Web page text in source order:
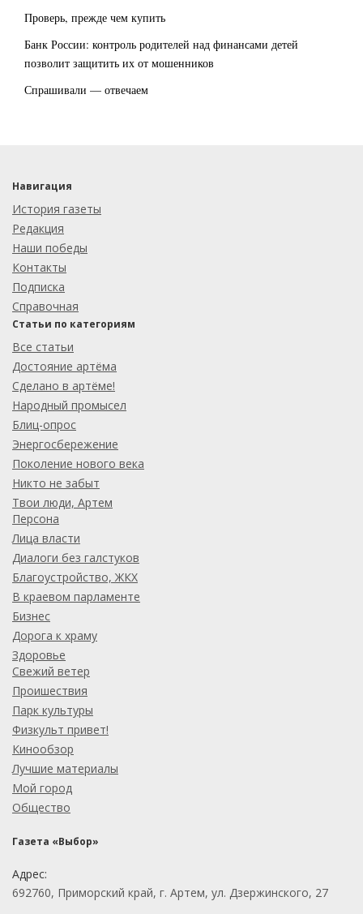
Проверь, прежде чем купить
Банк России: контроль родителей над финансами детей
позволит защитить их от мошенников
Спрашивали — отвечаем
Навигация
История газеты
Редакция
Наши победы
Контакты
Подписка
Справочная
Статьи по категориям
Все статьи
Достояние артёма
Сделано в артёме!
Народный промысел
Блиц-опрос
Энергосбережение
Поколение нового века
Никто не забыт
Твои люди, Артем
Персона
Лица власти
Диалоги без галстуков
Благоустройство, ЖКХ
В краевом парламенте
Бизнес
Дорога к храму
Здоровье
Свежий ветер
Проишествия
Парк культуры
Физкульт привет!
Кинообзор
Лучшие материалы
Мой город
Общество
Газета «Выбор»
Адрес:
692760, Приморский край, г. Артем, ул. Дзержинского, 27